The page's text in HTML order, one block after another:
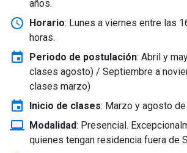
años.
schedule Horario: Lunes a viernes entre las
horas.
event Periodo de postulación: Abril y
clases agosto) / Septiembre a
clases marzo)
event Inicio de clases: Marzo y agosto de
laptop_windows Modalidad: Presencial.
quienes tengan residencia fuera de